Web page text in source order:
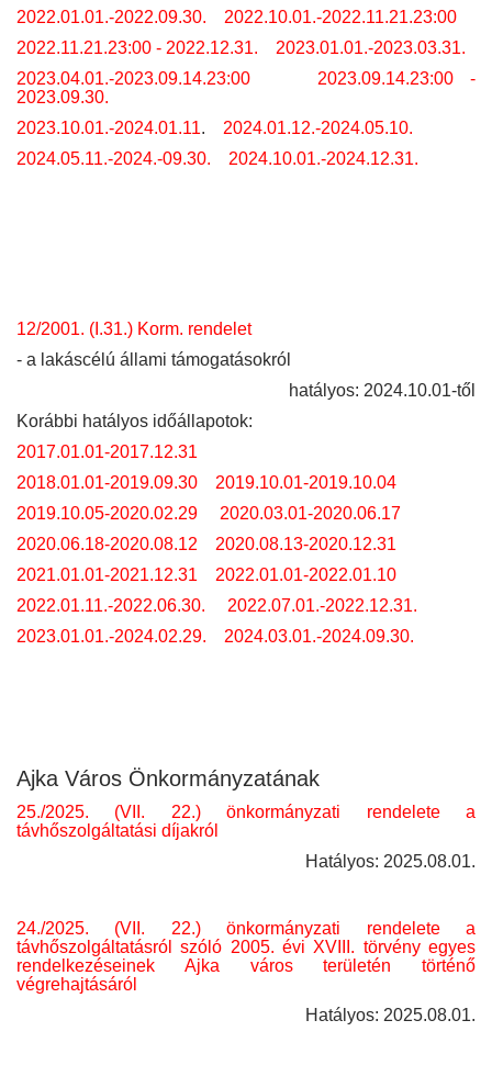
2022.01.01.-2022.09.30.
2022.10.01.-2022.11.21.23:00
2022.11.21.23:00 - 2022.12.31.
2023.01.01.-2023.03.31.
2023.04.01.-2023.09.14.23:00
2023.09.14.23:00 -
2023.09.30.
2023.10.01.-2024.01.11. 2024.01.12.-2024.05.10.
2024.05.11.-2024.-09.30.
2024.10.01.-2024.12.31.
12/2001. (I.31.) Korm. rendelet
- a lakáscélú állami támogatásokról
hatályos: 2024.10.01-től
Korábbi hatályos időállapotok:
2017.01.01-2017.12.31
2018.01.01-2019.09.30
2019.10.01-2019.10.04
2019.10.05-2020.02.29
2020.03.01-2020.06.17
2020.06.18-2020.08.12
2020.08.13-2020.12.31
2021.01.01-2021.12.31
2022.01.01-2022.01.10
2022.01.11.-2022.06.30.
2022.07.01.-2022.12.31.
2023.01.01.-2024.02.29.
2024.03.01.-2024.09.30.
Ajka Város Önkormányzatának
25./2025. (VII. 22.) önkormányzati rendelete a
távhőszolgáltatási díjakról
Hatályos: 2025.08.01.
24./2025. (VII. 22.) önkormányzati rendelete a
távhőszolgáltatásról szóló 2005. évi XVIII. törvény egyes
rendelkezéseinek Ajka város területén történő
végrehajtásáról
Hatályos: 2025.08.01.